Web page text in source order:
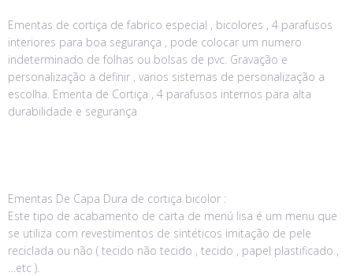
Ementas de cortiça de fabrico especial , bicolores , 4 parafusos
interiores para boa segurança , pode colocar um numero
indeterminado de folhas ou bolsas de pvc. Gravação e
personalização a definir , varios sistemas de personalização a
escolha. Ementa de Cortiça , 4 parafusos internos para alta
durabilidade e segurança
Ementas De Capa Dura de cortiça bicolor :
Este tipo de acabamento de carta de menú lisa é um menu que
se utiliza com revestimentos de sintéticos imitação de pele
reciclada ou não ( tecido não tecido , tecido , papel plastificado ,
…etc ).